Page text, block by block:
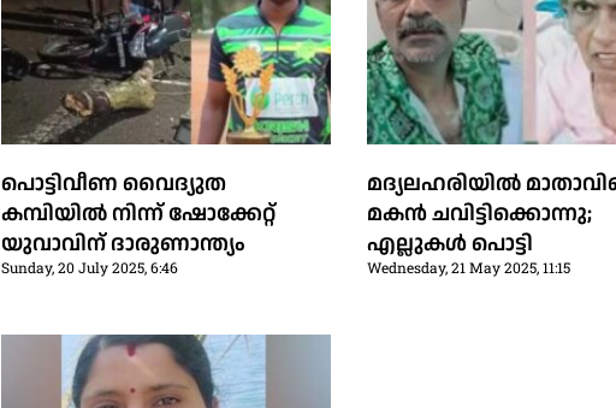
പൊട്ടിവീണ വൈദ്യുത
കമ്പിയിൽ നിന്ന് ഷോക്കേറ്റ്
യുവാവിന് ദാരുണാന്ത്യം
Sunday, 20 July 2025, 6:46
മദ്യലഹരിയില്‍
മകന്‍ ചവിട്ടിക്കൊന്നു;
എല്ലുകള്‍ പൊട്ടി
Wednesday, 21 May 2025, 11:15